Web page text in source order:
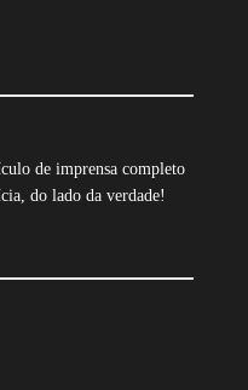
de imprensa completo
do lado da verdade!